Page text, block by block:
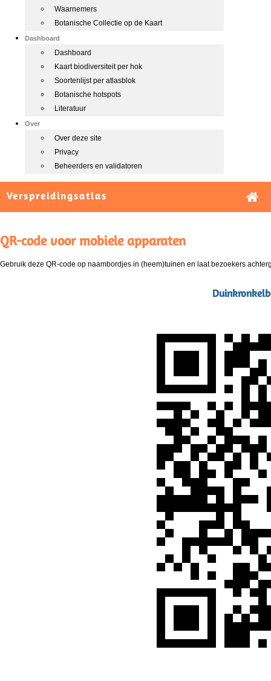
Waarnemers
Botanische Collectie op de Kaart
Dashboard
Dashboard
Kaart biodiversiteit per hok
Soortenlijst per atlasblok
Botanische hotspots
Literatuur
Over
Over deze site
Privacy
Beheerders en validatoren
Verspreidingsatlas
QR-code voor mobiele apparaten
Gebruik deze QR-code op naambordjes in (heem)tuinen en laat bezoekers